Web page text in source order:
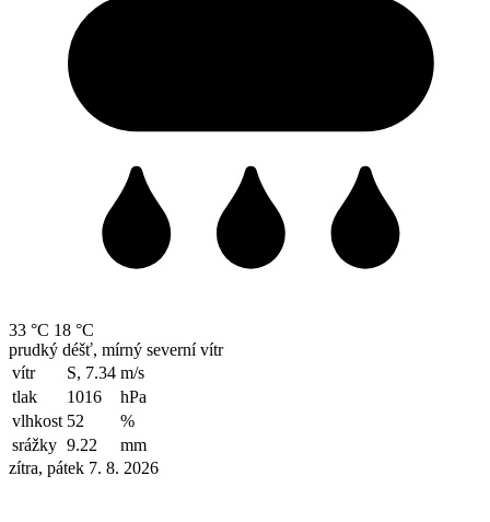
33 °C 18 °C
prudký déšť, mírný severní vítr
vítr
S, 7.34 m/s
tlak
1016
hPa
vlhkost 52
%
srážky 9.22
mm
zítra, pátek 7. 8. 2026